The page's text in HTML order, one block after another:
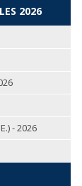
2026
- 2026